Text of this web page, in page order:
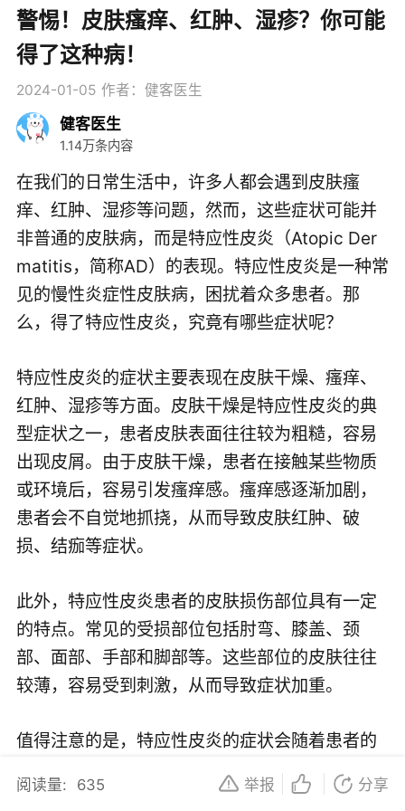
警惕！皮肤瘙痒、红肿、湿疹？你可能
得了这种病！
2024-01-05 作者：健客医生
健客医生
1.14万条内容
在我们的日常生活中，许多人都会遇到皮肤瘙
痒、红肿、湿疹等问题，然而，这些症状可能并
非普通的皮肤病，而是特应性皮炎（Atopic Der
matitis，简称AD）的表现。特应性皮炎是一种常
见的慢性炎症性皮肤病，困扰着众多患者。那
么，得了特应性皮炎，究竟有哪些症状呢？
特应性皮炎的症状主要表现在皮肤干燥、瘙痒、
红肿、湿疹等方面。皮肤干燥是特应性皮炎的典
型症状之一，患者皮肤表面往往较为粗糙，容易
出现皮屑。由于皮肤干燥，患者在接触某些物质
或环境后，容易引发瘙痒感。瘙痒感逐渐加剧，
患者会不自觉地抓挠，从而导致皮肤红肿、破
损、结痂等症状。
此外，特应性皮炎患者的皮肤损伤部位具有一定
的特点。常见的受损部位包括肘弯、膝盖、颈
部、面部、手部和脚部等。这些部位的皮肤往往
较薄，容易受到刺激，从而导致症状加重。
值得注意的是，特应性皮炎的症状会随着患者的
年龄、体质和环境等因素发生变化。儿童和成人
特应性皮炎的症状有所不同。儿童特应性皮炎主
阅读量: 635 举报 分享